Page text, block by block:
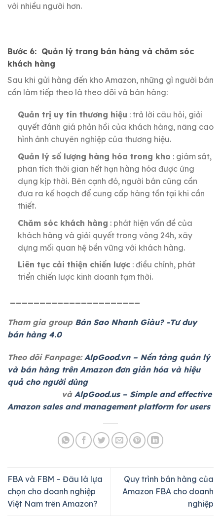
với nhiều người hơn.
Bước 6: Quản lý trang bán hàng và chăm sóc
khách hàng
Sau khi gửi hàng đến kho Amazon, những gì người bán
cần làm tiếp theo là theo dõi và bán hàng:
Quản trị uy tín thương hiệu : trả lời câu hỏi, giải
quyết đánh giá phản hồi của khách hàng, nâng cao
hình ảnh chuyên nghiệp của thương hiệu.
Quản lý số lượng hàng hóa trong kho : giám sát,
phân tích thời gian hết hạn hàng hóa được ứng
dụng kịp thời. Bên cạnh đó, người bán cũng cần
đưa ra kế hoạch để cung cấp hàng tồn tại khi cần
thiết.
Chăm sóc khách hàng : phát hiện vấn đề của
khách hàng và giải quyết trong vòng 24h, xây
dựng mối quan hệ bền vững với khách hàng.
Liên tục cải thiện chiến lược: điều chỉnh, phát
triển chiến lược kinh doanh tạm thời.
Tham gia group Bán Sao Nhanh Giàu? -Tư duy
bán hàng 4.0
Theo dõi Fanpage: AlpGood.vn – Nền tảng quản lý
và bán hàng trên Amazon đơn giản hóa và hiệu
quả cho người dùng
và AlpGood.us – Simple and effective
Amazon sales and management platform for users
FBA và FBM – Đâu là lựa
chọn cho doanh nghiệp
Việt Nam trên Amazon?
Quy trình bán hàng của
Amazon FBA cho doanh
nghiệp